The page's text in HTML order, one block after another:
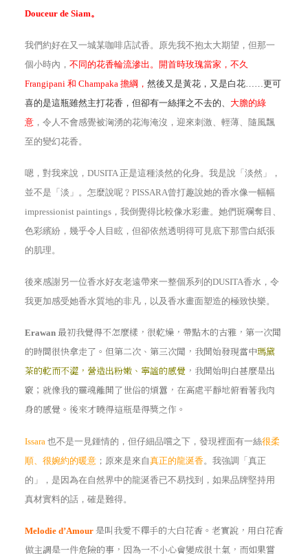
Douceur de Siam。
我們約好在又一城某咖啡店試香。原先我不抱太大期望，但那一
個小時內， 不同的花香輪流滲出。開首時玫瑰當家，不久
Frangipani 和 Champaka 擔綱， 然後又是黃花，又是白花……更可
喜的是這瓶雖然主打花香，但卻有一絲揮之不去的、 大膽的綠
意 ，令人不會感覺被洶湧的花海淹沒，迎來刺激、輕薄、隨風飄
至的變幻花香。
嗯，對我來說， DUSITA正是這種淡然的化身。我是說「淡然」，
並不是「淡」。怎麼說呢﹖ PISSARA曾打趣說她的香水像一幅幅
impressionist paintings ，我倒覺得比較像水彩畫。她們斑斕奪目、
色彩繽紛，幾乎令人目眩，但卻依然透明得可見底下那雪白紙張
的肌理。
後來感謝另一位香水好友老遠帶來一整個系列的DUSITA香水 ，令
我更加感受她香水質地的非凡，以及香水畫面塑造的極致快樂。
Erawan 最初我覺得不怎麼樣，很乾燥，帶點木的古雅，第一次聞
的時間很快拿走了。但第二次、第三次聞，我開始發現當中瑪黛
茶的乾而不澀，營造出粉嫩、寧謐的感覺 ，我開始明白甚麼是出
竅；就像我的靈魂離開了世俗的煩囂，在高處平靜地俯看著我肉
身的感覺。後來才曉得這瓶是得獎之作。
Issara 也不是一見鍾情的，但仔細品嚐之下，發現裡面有一絲很柔
順、很婉約的暖意 ；原來是來自真正的龍涎香。我強調「真正
的」，是因為在自然界中的龍涎香已不易找到，如果品牌堅持用
真材實料的話，確是難得。
Melodie d’Amour 是叫我愛不釋手的大白花香。老實說，用白花香
做主調是一件危險的事，因為一不小心會變成很土氣，而如果嘗